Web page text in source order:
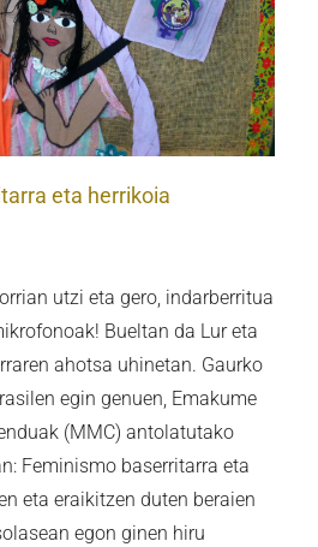
eta herrikoia
utzi eta gero, indarberritua
Bueltan da Lur eta
ahotsa uhinetan. Gaurko
egin genuen, Emakume
(MMC) antolatutako
Feminismo baserritarra eta
eta eraikitzen duten beraien
egon ginen hiru